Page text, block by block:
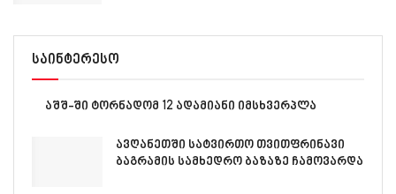
საინტერესო
აშშ-ში ტორნადომ 12 ადამიანი იმსხვერპლა
ავღანეთში სატვირთო თვითფრინავი
ბაგრამის სამხედრო ბაზაზე ჩამოვარდა